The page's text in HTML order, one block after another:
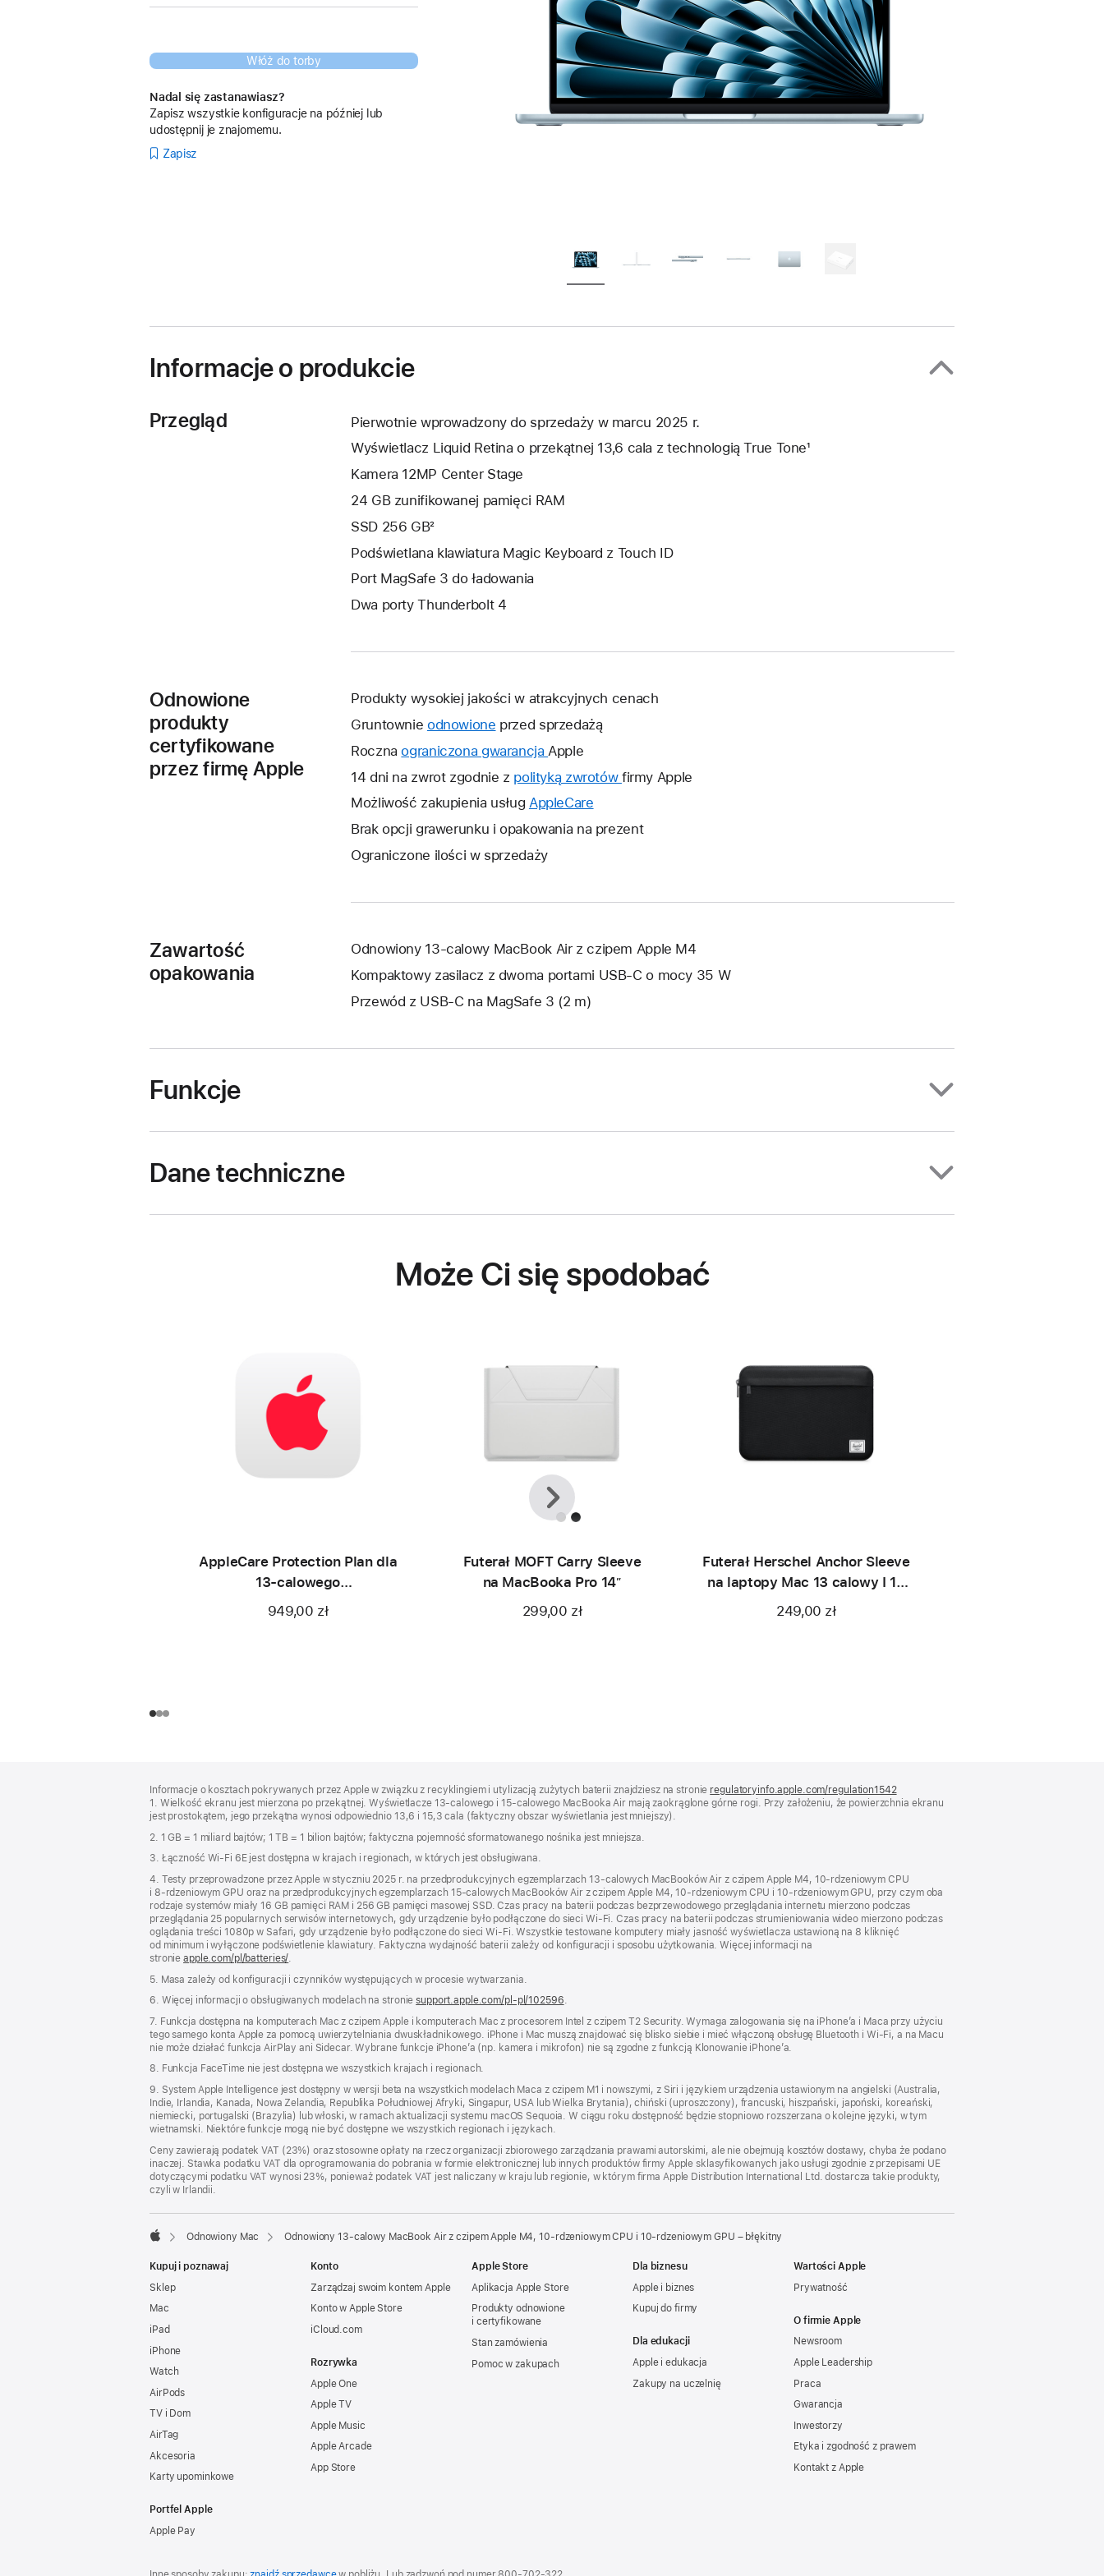
Włóż do torby
Nadal się zastanawiasz?
Zapisz wszystkie konfiguracje na później lub
udostępnij je znajomemu.
Zapisz
Informacje o produkcie
Przegląd
Pierwotnie wprowadzony do sprzedaży w marcu 2025 r.
Wyświetlacz Liquid Retina o przekątnej 13,6 cala z technologią True Tone¹
Kamera 12MP Center Stage
24 GB zunifikowanej pamięci RAM
SSD 256 GB²
Podświetlana klawiatura Magic Keyboard z Touch ID
Port MagSafe 3 do ładowania
Dwa porty Thunderbolt 4
Odnowione
produkty
certyfikowane
przez firmę Apple
Produkty wysokiej jakości w atrakcyjnych cenach
Gruntownie odnowione przed sprzedażą
Rocznaograniczona gwarancja To
łącze
nowe
okno.
Apple
14 dni na zwrot zgodnie z polityką zwrotów To
nowe
firmy Apple
Możliwość zakupienia usług AppleCare
łącze
Brak opcji grawerunku i opakowania na prezent
Ograniczone ilości w sprzedaży
Zawartość
opakowania
Odnowiony 13‑calowy MacBook Air z czipem Apple M4
Kompaktowy zasilacz z dwoma portami USB‑C o mocy 35 W
Przewód z USB‑C na MagSafe 3 (2 m)
Funkcje
Dane techniczne
Może Ci się spodobać
AppleCare Protection Plan dla
13‑calowego
MacBooka Air (M4)
949,00 zł
Futerał MOFT Carry Sleeve
na MacBooka Pro 14ʺ
299,00 zł
Futerał Herschel Anchor Sleeve
na laptopy Mac 13 calowy I 14
calowy
249,00 zł
Wstecz
Dalej
Informacje o kosztach pokrywanych przez Apple w związku z recyklingiem i utylizacją zużytych baterii znajdziesz na stronie regulatoryinfo.apple.com/regulation1542(otwiera
się
1. Wielkość ekranu jest mierzona po przekątnej. Wyświetlacze 13‑calowego i 15‑calowego MacBooka Air mają zaokrąglone górne rogi. Przy założeniu, że powierzchnia ekranu
jest prostokątem, jego przekątna wynosi odpowiednio 13,6 i 15,3 cala (faktyczny obszar wyświetlania jest mniejszy).
2. 1 GB = 1 miliard bajtów; 1 TB = 1 bilion bajtów; faktyczna pojemność sformatowanego nośnika jest mniejsza.
3. Łączność Wi‑Fi 6E jest dostępna w krajach i regionach, w których jest obsługiwana.
4. Testy przeprowadzone przez Apple w styczniu 2025 r. na przedprodukcyjnych egzemplarzach 13‑calowych MacBooków Air z czipem Apple M4, 10‑rdzeniowym CPU
i 8‑rdzeniowym GPU oraz na przedprodukcyjnych egzemplarzach 15‑calowych MacBooków Air z czipem Apple M4, 10‑rdzeniowym CPU i 10‑rdzeniowym GPU, przy czym oba
rodzaje systemów miały 16 GB pamięci RAM i 256 GB pamięci masowej SSD. Czas pracy na baterii podczas bezprzewodowego przeglądania internetu mierzono podczas
przeglądania 25 popularnych serwisów internetowych, gdy urządzenie było podłączone do sieci Wi‑Fi. Czas pracy na baterii podczas strumieniowania wideo mierzono podczas
oglądania treści 1080p w Safari, gdy urządzenie było podłączone do sieci Wi‑Fi. Wszystkie testowane komputery miały jasność wyświetlacza ustawioną na 8 kliknięć
od minimum i wyłączone podświetlenie klawiatury. Faktyczna wydajność baterii zależy od konfiguracji i sposobu użytkowania. Więcej informacji na
stronieapple.com/pl/batteries/.
5. Masa zależy od konfiguracji i czynników występujących w procesie wytwarzania.
6. Więcej informacji o obsługiwanych modelach na stroniesupport.apple.com/pl-pl/102596.
7. Funkcja dostępna na komputerach Mac z czipem Apple i komputerach Mac z procesorem Intel z czipem T2 Security. Wymaga zalogowania się na iPhone’a i Maca przy użyciu
tego samego konta Apple za pomocą uwierzytelniania dwuskładnikowego. iPhone i Mac muszą znajdować się blisko siebie i mieć włączoną obsługę Bluetooth i Wi‑Fi, a na Macu
nie może działać funkcja AirPlay ani Sidecar. Wybrane funkcje iPhone’a (np. kamera i mikrofon) nie są zgodne z funkcją Klonowanie iPhone’a.
8. Funkcja FaceTime nie jest dostępna we wszystkich krajach i regionach.
9. System Apple Intelligence jest dostępny w wersji beta na wszystkich modelach Maca z czipem M1 i nowszymi, z Siri i językiem urządzenia ustawionym na angielski (Australia,
Indie, Irlandia, Kanada, Nowa Zelandia, Republika Południowej Afryki, Singapur, USA lub Wielka Brytania), chiński (uproszczony), francuski, hiszpański, japoński, koreański,
niemiecki, portugalski (Brazylia) lub włoski, w ramach aktualizacji systemu macOS Sequoia. W ciągu roku dostępność będzie stopniowo rozszerzana o kolejne języki, w tym
wietnamski. Niektóre funkcje mogą nie być dostępne we wszystkich regionach i językach.
Ceny zawierają podatek VAT (23%) oraz stosowne opłaty na rzecz organizacji zbiorowego zarządzania prawami autorskimi, ale nie obejmują kosztów dostawy, chyba że podano
inaczej. Stawka podatku VAT dla oprogramowania do pobrania w formie elektronicznej lub innych produktów firmy Apple sklasyfikowanych jako usługi zgodnie z przepisami UE
dotyczącymi podatku VAT wynosi 23%, ponieważ podatek VAT jest naliczany w kraju lub regionie, w którym firma Apple Distribution International Ltd. dostarcza takie produkty,
czyli w Irlandii.
Odnowiony Mac Odnowiony 13-calowy MacBook Air z czipem Apple M4, 10‑rdzeniowym CPU i 10‑rdzeniowym GPU – błękitny
Kupuj i poznawaj
Sklep
Mac
iPad
iPhone
Watch
AirPods
TV i Dom
AirTag
Akcesoria
Karty upominkowe
Portfel Apple
Apple Pay
Konto
Zarządzaj swoim kontem Apple
Konto w Apple Store
iCloud.com
Rozrywka
Apple One
Apple TV
Apple Music
Apple Arcade
App Store
Apple Store
Aplikacja Apple Store
Produkty odnowione
i certyfikowane
Stan zamówienia
Pomoc w zakupach
Dla biznesu
Apple i biznes
Kupuj do firmy
Dla edukacji
Apple i edukacja
Zakupy na uczelnię
Wartości Apple
Prywatność
O firmie Apple
Newsroom
Apple Leadership
Praca
Gwarancja
Inwestorzy
Etyka i zgodność z prawem
Kontakt z Apple